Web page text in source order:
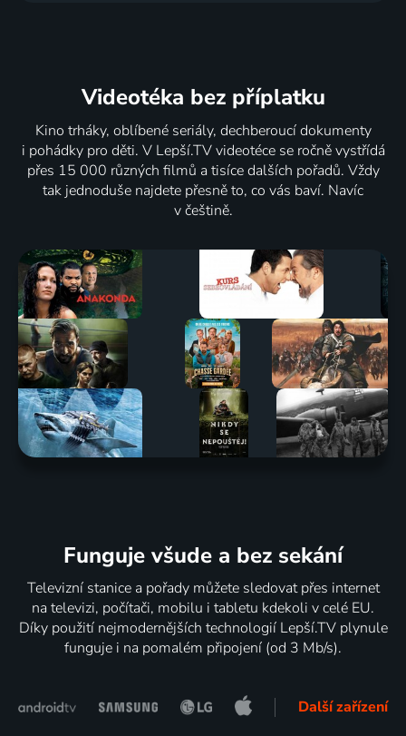
Videotéka bez příplatku
Kino trháky, oblíbené seriály, dechberoucí dokumenty
i pohádky pro děti. V Lepší.TV videotéce se ročně vystřídá
přes 15 000 různých filmů a tisíce dalších pořadů. Vždy
tak jednoduše najdete přesně to, co vás baví. Navíc
v češtině.
Funguje všude a bez sekání
Televizní stanice a pořady můžete sledovat přes internet
na televizi, počítači, mobilu i tabletu kdekoli v celé EU.
Díky použití nejmodernějších technologií Lepší.TV plynule
funguje i na pomalém připojení (od 3 Mb/s).
Další zařízení